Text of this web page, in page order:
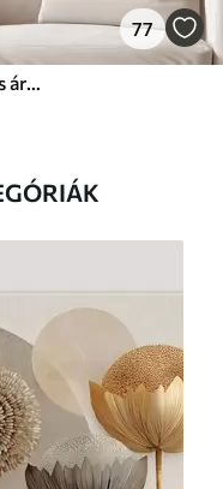
77
Dombornyomott levelek meleg bézs árnyalatokban